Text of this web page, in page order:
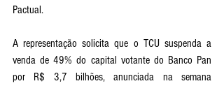
Pactual.
A representação solicita que o TCU suspenda a
venda de 49% do capital votante do Banco Pan
por R$ 3,7 bilhões, anunciada na semana